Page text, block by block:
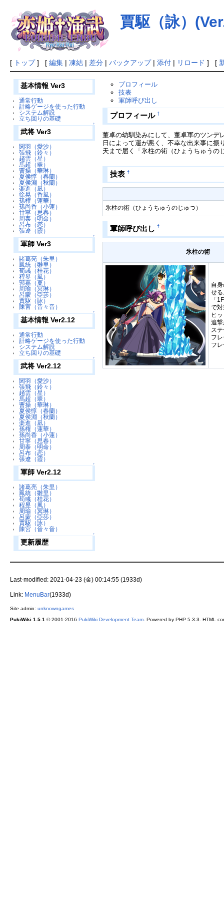
賈駆（詠）
[ トップ] [ 編集| 凍結| 差分| バックアップ| 添付| リロード ] [
基本情報 Ver3
通常行動
計略ゲージを使った行動
システム解説
立ち回りの基礎
↑
武将 Ver3
関羽（愛沙）
張飛（鈴々）
趙雲（星）
馬超（翠）
曹操（華琳）
夏侯惇（春蘭）
夏侯淵（秋蘭）
楽進（凪）
徐晃（香風）
孫権（蓮華）
孫尚香（小蓮）
甘寧（思春）
周泰（明命）
呂布（恋）
張遼（霞）
↑
軍師 Ver3
諸葛亮（朱里）
鳳統（雛里）
荀彧（桂花）
程昱（風）
郭嘉（稟）
周瑜（冥琳）
呂蒙（亞莎）
賈駆（詠）
陳宮（音々音）
↑
基本情報 Ver2.12
通常行動
計略ゲージを使った行動
システム解説
立ち回りの基礎
↑
武将 Ver2.12
関羽（愛沙）
張飛（鈴々）
趙雲（星）
馬超（翠）
曹操（華琳）
夏侯惇（春蘭）
夏侯淵（秋蘭）
楽進（凪）
孫権（蓮華）
孫尚香（小蓮）
甘寧（思春）
周泰（明命）
呂布（恋）
張遼（霞）
↑
軍師 Ver2.12
諸葛亮（朱里）
鳳統（雛里）
荀彧（桂花）
程昱（風）
周瑜（冥琳）
呂蒙（亞莎）
賈駆（詠）
陳宮（音々音）
↑
更新履歴
プロフィール
技表
軍師呼び出し
プロフィール †
董卓の幼馴染みにして、董卓軍のツンデ
日によって運が悪く、不幸な出来事に振
天まで届く「氷柱の術（ひょうちゅうの
技表 †
氷柱の術（ひょうちゅうのじゅつ）
軍師呼び出し †
氷柱の術
自
せる
「
で
ヒ
追
ス
フ
フ
Last-modified: 2021-04-23 (金) 00:14:55 (1933d)
Link: MenuBar(1933d)
Site admin: unknowngames
PukiWiki 1.5.1 © 2001-2016 PukiWiki Development Team. Powered by PHP 5.3.3. HTML